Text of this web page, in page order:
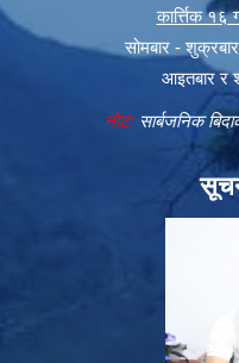
कार्त्तिक
सोमबार -
आइतबार र
नोट:सार्बजनिक